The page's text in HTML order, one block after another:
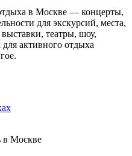
в Москве — концерты,
для экскурсий, места,
театры, шоу,
активного отдыха
Москве